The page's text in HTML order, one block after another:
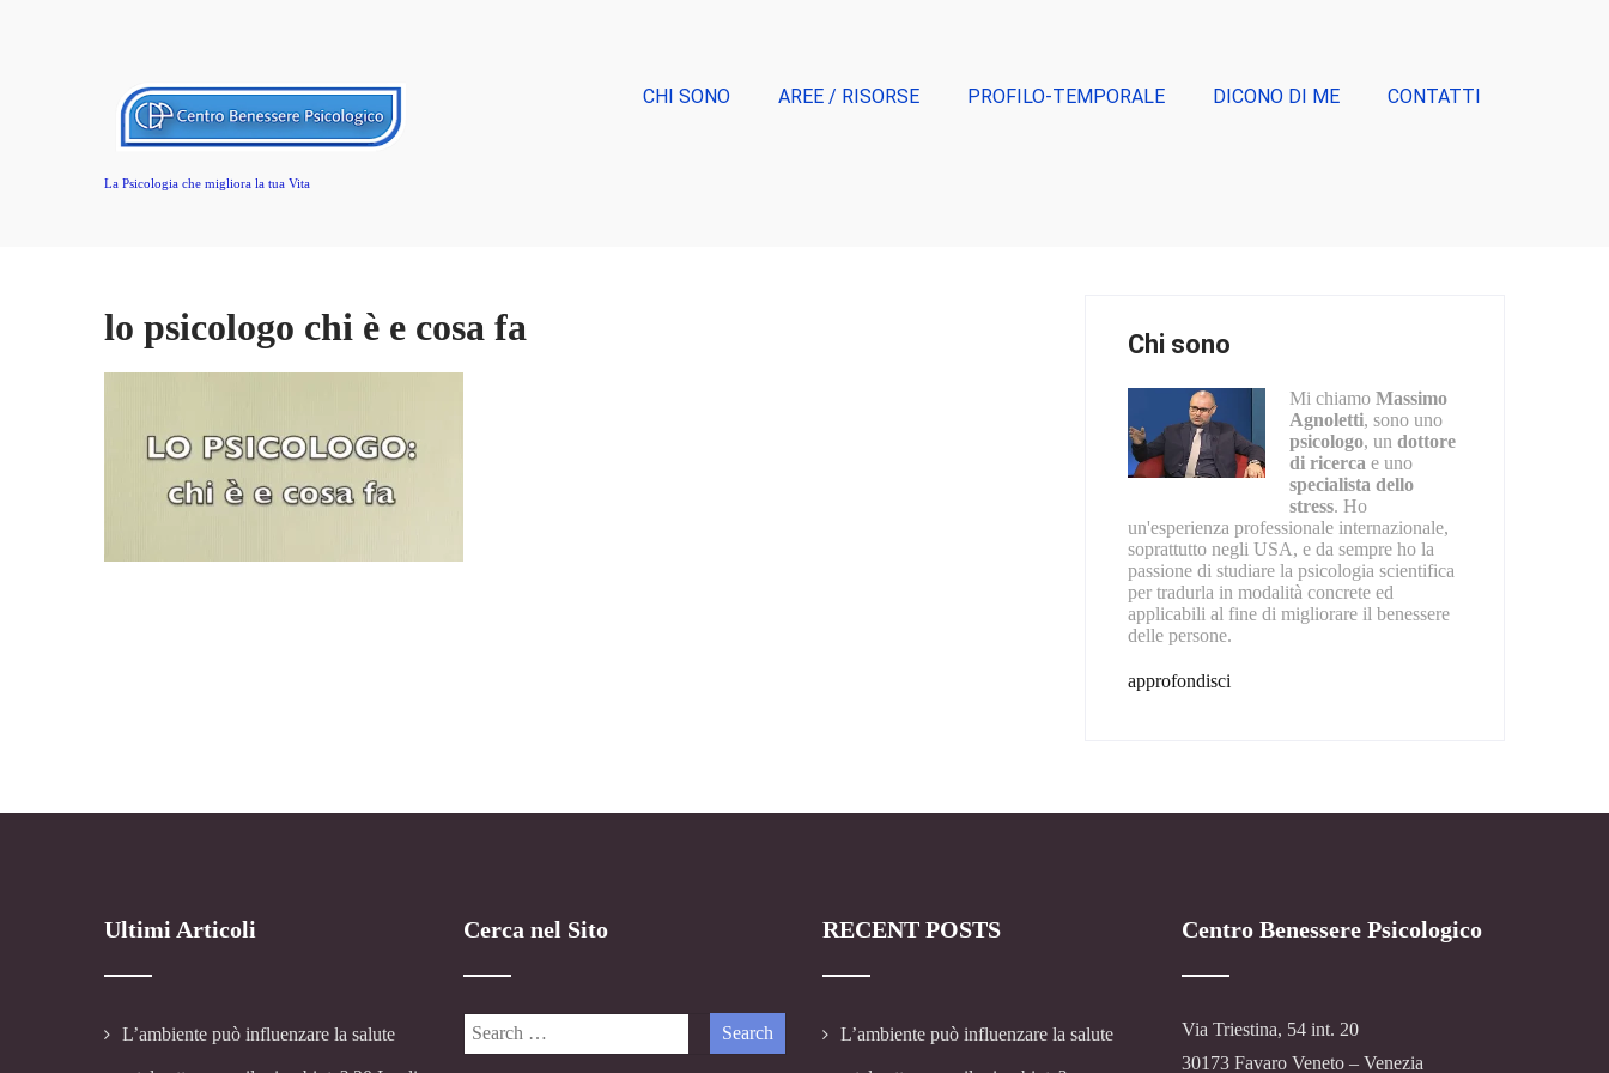
La Psicologia che migliora la tua Vita
CHI SONO AREE / RISORSE PROFILO-TEMPORALE DICONO DI ME CONTATTI
lo psicologo chi è e cosa fa Chi sono
Mi chiamoMassimo
Agnoletti, sono uno
psicologo, undottore
di ricerca e uno
specialista dello
stress. Ho
un'esperienza professionale internazionale,
soprattutto negli USA, e da sempre ho la
passione di studiare la psicologia scientifica
per tradurla in modalità concrete ed
applicabili al fine di migliorare il benessere
delle persone.
approfondisci
Ultimi Articoli
L’ambiente può influenzare la salute
Cerca nel Sito RECENT POSTS
L’ambiente può influenzare la salute
Centro Benessere Psicologico
Via Triestina, 54 int. 20
30173 Favaro Veneto – Venezia